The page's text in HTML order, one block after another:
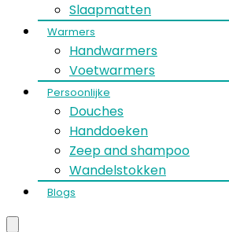
Slaapmatten
Warmers
Handwarmers
Voetwarmers
Persoonlijke
Douches
Handdoeken
Zeep and shampoo
Wandelstokken
Blogs